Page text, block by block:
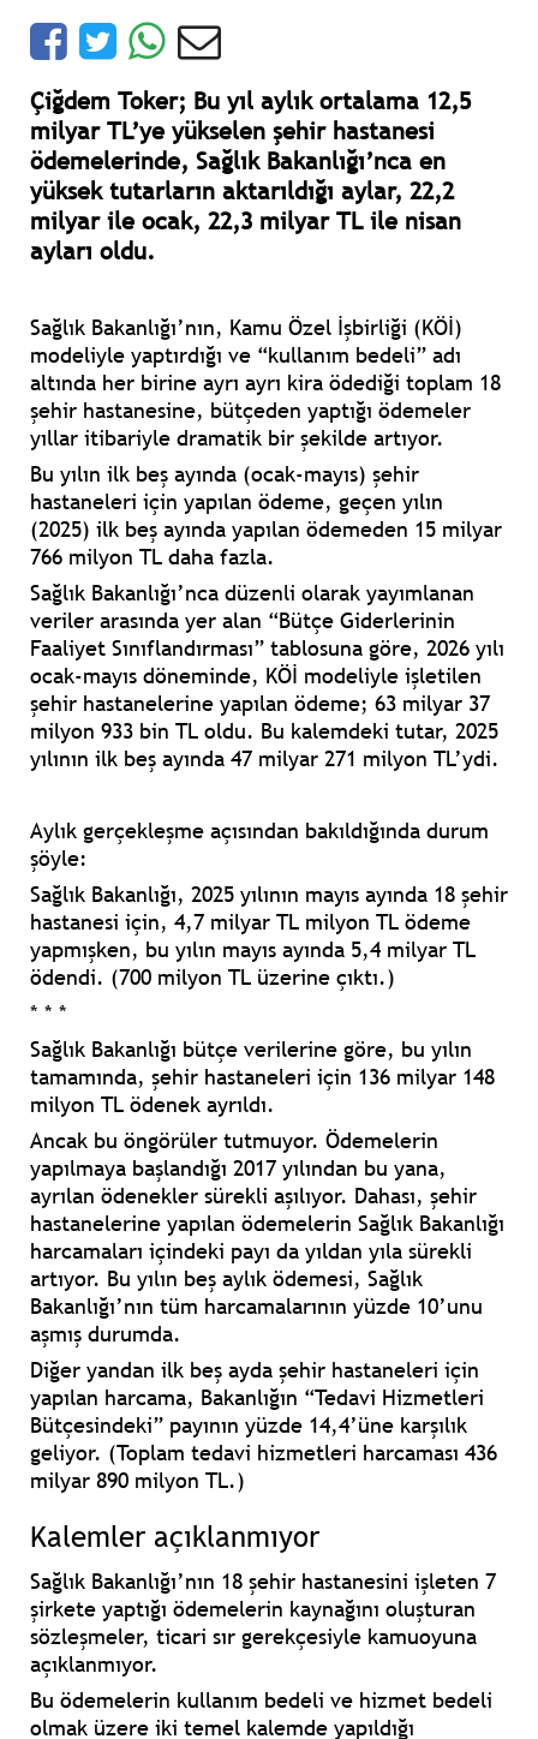
Çiğdem Toker; Bu yıl aylık ortalama 12,5
milyar TL’ye yükselen şehir hastanesi
ödemelerinde, Sağlık Bakanlığı’nca en
yüksek tutarların aktarıldığı aylar, 22,2
milyar ile ocak, 22,3 milyar TL ile nisan
ayları oldu.
Sağlık Bakanlığı’nın, Kamu Özel İşbirliği (KÖİ)
modeliyle yaptırdığı ve “kullanım bedeli” adı
altında her birine ayrı ayrı kira ödediği toplam 18
şehir hastanesine, bütçeden yaptığı ödemeler
yıllar itibariyle dramatik bir şekilde artıyor.
Bu yılın ilk beş ayında (ocak-mayıs) şehir
hastaneleri için yapılan ödeme, geçen yılın
(2025) ilk beş ayında yapılan ödemeden 15 milyar
766 milyon TL daha fazla.
Sağlık Bakanlığı’nca düzenli olarak yayımlanan
veriler arasında yer alan “Bütçe Giderlerinin
Faaliyet Sınıflandırması” tablosuna göre, 2026 yılı
ocak-mayıs döneminde, KÖİ modeliyle işletilen
şehir hastanelerine yapılan ödeme; 63 milyar 37
milyon 933 bin TL oldu. Bu kalemdeki tutar, 2025
yılının ilk beş ayında 47 milyar 271 milyon TL’ydi.
Aylık gerçekleşme açısından bakıldığında durum
şöyle:
Sağlık Bakanlığı, 2025 yılının mayıs ayında 18 şehir
hastanesi için, 4,7 milyar TL milyon TL ödeme
yapmışken, bu yılın mayıs ayında 5,4 milyar TL
ödendi. (700 milyon TL üzerine çıktı.)
* * *
Sağlık Bakanlığı bütçe verilerine göre, bu yılın
tamamında, şehir hastaneleri için 136 milyar 148
milyon TL ödenek ayrıldı.
Ancak bu öngörüler tutmuyor. Ödemelerin
yapılmaya başlandığı 2017 yılından bu yana,
ayrılan ödenekler sürekli aşılıyor. Dahası, şehir
hastanelerine yapılan ödemelerin Sağlık Bakanlığı
harcamaları içindeki payı da yıldan yıla sürekli
artıyor. Bu yılın beş aylık ödemesi, Sağlık
Bakanlığı’nın tüm harcamalarının yüzde 10’unu
aşmış durumda.
Diğer yandan ilk beş ayda şehir hastaneleri için
yapılan harcama, Bakanlığın “Tedavi Hizmetleri
Bütçesindeki” payının yüzde 14,4’üne karşılık
geliyor. (Toplam tedavi hizmetleri harcaması 436
milyar 890 milyon TL.)
Kalemler açıklanmıyor
Sağlık Bakanlığı’nın 18 şehir hastanesini işleten 7
şirkete yaptığı ödemelerin kaynağını oluşturan
sözleşmeler, ticari sır gerekçesiyle kamuoyuna
açıklanmıyor.
Bu ödemelerin kullanım bedeli ve hizmet bedeli
olmak üzere iki temel kalemde yapıldığı